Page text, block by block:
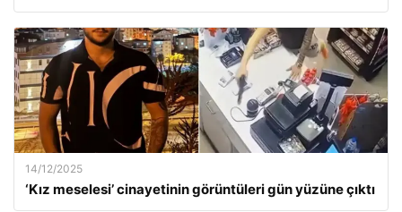
14/12/2025
‘Kız meselesi’ cinayetinin görüntüleri gün yüzüne çıktı